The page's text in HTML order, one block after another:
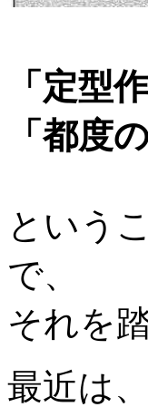
「定型
「都度
という
で、
それを
最近は